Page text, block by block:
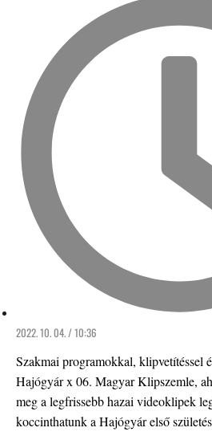
2022. 10. 04. / 10:36
Szakmai programokkal, klipvetítéssel
Hajógyár x 06. Magyar Klipszemle,
meg a legfrissebb hazai videoklipek
koccinthatunk a Hajógyár első